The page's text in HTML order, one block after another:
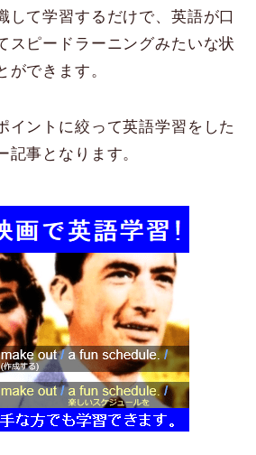
して学習するだけで、英語が口
スピードラーニングみたいな状
ができます。
イントに絞って英語学習をした
記事となります。